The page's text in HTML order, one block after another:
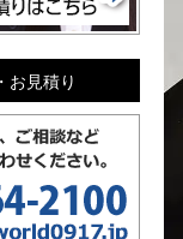
お見積り